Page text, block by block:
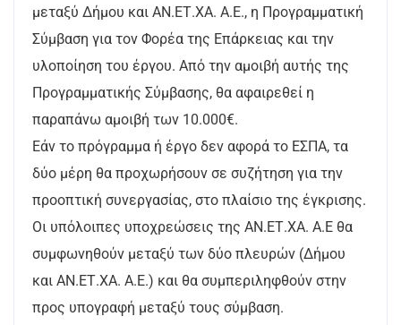
μεταξύ Δήμου και ΑΝ.ΕΤ.ΧΑ. Α.Ε., η Προγραμματική
Σύμβαση για τον Φορέα της Επάρκειας και την
υλοποίηση του έργου. Από την αμοιβή αυτής της
Προγραμματικής Σύμβασης, θα αφαιρεθεί η
παραπάνω αμοιβή των 10.000€.
Εάν το πρόγραμμα ή έργο δεν αφορά το ΕΣΠΑ, τα
δύο μέρη θα προχωρήσουν σε συζήτηση για την
προοπτική συνεργασίας, στο πλαίσιο της έγκρισης.
Οι υπόλοιπες υποχρεώσεις της ΑΝ.ΕΤ.ΧΑ. Α.Ε θα
συμφωνηθούν μεταξύ των δύο πλευρών (Δήμου
και ΑΝ.ΕΤ.ΧΑ. Α.Ε.) και θα συμπεριληφθούν στην
προς υπογραφή μεταξύ τους σύμβαση.